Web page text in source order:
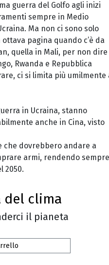
guerra del Golfo agli inizi
sempre in Medio
Ma non ci sono solo
pagina quando c’è da
quella in Mali, per non dire
Rwanda e Repubblica
ci si limita più umilmente
in Ucraina, stanno
anche in Cina, visto
che dovrebbero andare a
armi, rendendo sempre
2050.
del clima
il pianeta